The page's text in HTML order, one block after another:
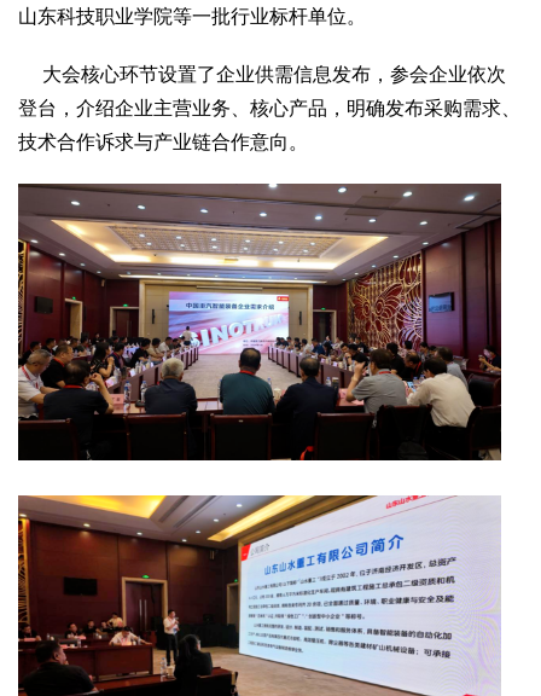
关于我们
杂志简介 杂志编委会 组织机构 联系我们 智慧中国动态
智慧城市
全景中国 智慧旅游 智慧教育 智慧医疗
智慧环保
智慧会客厅 县域经济 城乡建设 乡村振兴
康养
工作动态 康养思语 明星老人 项目介绍
县域经济
成果展示
政策发布 视频播报 工程案例
康养智库
合作伙伴
山东科技职业学院等一批行业标杆单位。
大会核心环节设置了企业供需信息发布，参会企业依次
登台，介绍企业主营业务、核心产品，明确发布采购需求、
技术合作诉求与产业链合作意向。